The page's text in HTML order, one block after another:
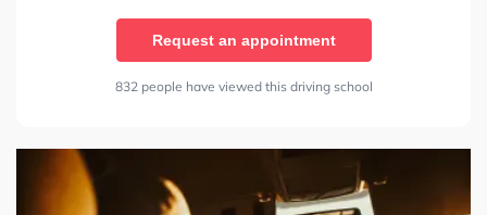
Request an appointment
832 people have viewed this driving school